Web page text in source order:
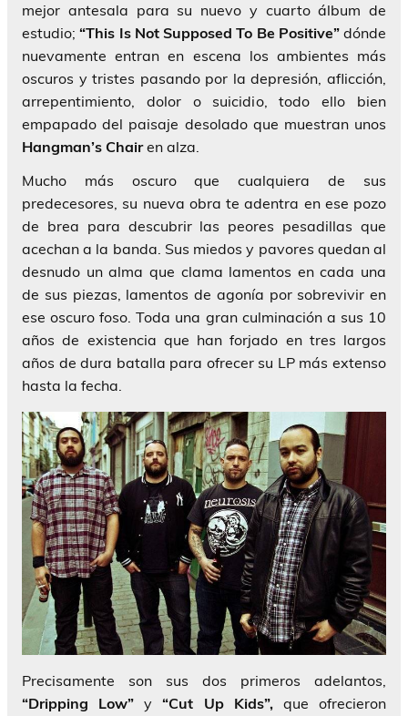
mejor antesala para su nuevo y cuarto álbum de
estudio;“This Is Not Supposed To Be Positive”dónde
nuevamente entran en escena los ambientes más
oscuros y tristes pasando por la depresión, aflicción,
arrepentimiento, dolor o suicidio, todo ello bien
empapado del paisaje desolado que muestran unos
Hangman’s Chairen alza.
Mucho más oscuro que cualquiera de sus
predecesores, su nueva obra te adentra en ese pozo
de brea para descubrir las peores pesadillas que
acechan a la banda. Sus miedos y pavores quedan al
desnudo un alma que clama lamentos en cada una
de sus piezas, lamentos de agonía por sobrevivir en
ese oscuro foso. Toda una gran culminación a sus 10
años de existencia que han forjado en tres largos
años de dura batalla para ofrecer su LP más extenso
hasta la fecha.
Precisamente son sus dos primeros adelantos,
“Dripping Low” y“Cut Up Kids”,que ofrecieron